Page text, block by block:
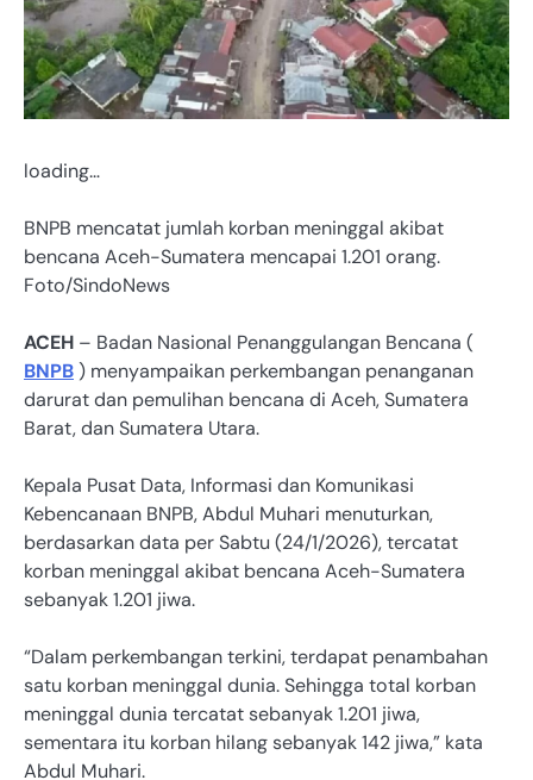
loading…
BNPB mencatat jumlah korban meninggal akibat
bencana Aceh-Sumatera mencapai 1.201 orang.
Foto/SindoNews
ACEH – Badan Nasional Penanggulangan Bencana (
BNPB) menyampaikan perkembangan penanganan
darurat dan pemulihan bencana di Aceh, Sumatera
Barat, dan Sumatera Utara.
Kepala Pusat Data, Informasi dan Komunikasi
Kebencanaan BNPB, Abdul Muhari menuturkan,
berdasarkan data per Sabtu (24/1/2026), tercatat
korban meninggal akibat bencana Aceh-Sumatera
sebanyak 1.201 jiwa.
“Dalam perkembangan terkini, terdapat penambahan
satu korban meninggal dunia. Sehingga total korban
meninggal dunia tercatat sebanyak 1.201 jiwa,
sementara itu korban hilang sebanyak 142 jiwa,” kata
Abdul Muhari.